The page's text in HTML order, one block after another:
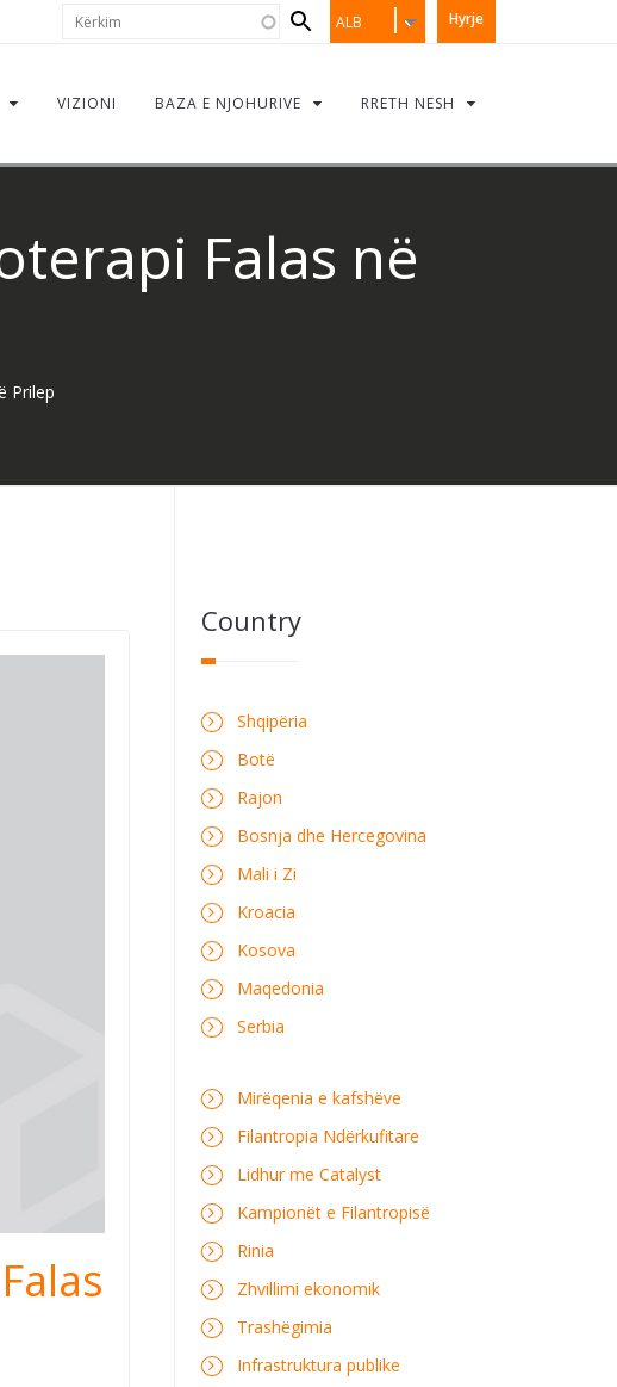
Hyrje
ALB
Search
form
VIZIONI BAZA E NJOHURIVE RRETH NESH
Falas në
Prilep
Country
Shqipëria
Botë
Rajon
Bosnja dhe Hercegovina
Mali i Zi
Kroacia
Kosova
Maqedonia
Serbia
Mirëqenia e kafshëve
Filantropia Ndërkufitare
Lidhur me Catalyst
Kampionët e Filantropisë
Rinia
Zhvillimi ekonomik
Trashëgimia
Infrastruktura publike